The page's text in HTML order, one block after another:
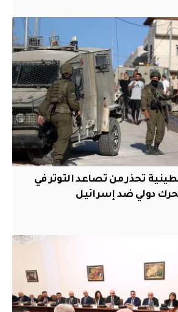
تحذر من تصاعد التوتر في
دولي ضد إسرائيل